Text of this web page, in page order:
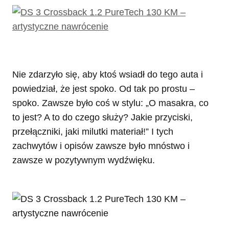
Nie zdarzyło się, aby ktoś wsiadł do tego auta i
powiedział, że jest spoko. Od tak po prostu –
spoko. Zawsze było coś w stylu: „O masakra, co
to jest? A to do czego służy? Jakie przyciski,
przełączniki, jaki milutki materiał!” I tych
zachwytów i opisów zawsze było mnóstwo i
zawsze w pozytywnym wydźwięku.